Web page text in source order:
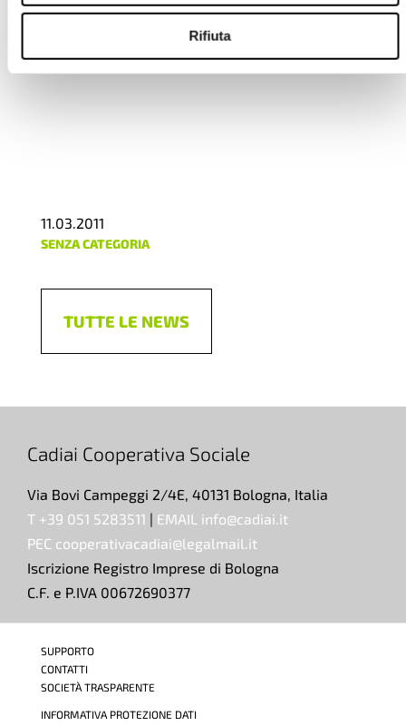
Rifiuta
11.03.2011
SENZA CATEGORIA
TUTTE LE NEWS
Cadiai Cooperativa Sociale
Via Bovi Campeggi 2/4E, 40131 Bologna, Italia
T +39 051 5283511 | EMAIL info@cadiai.it
PEC cooperativacadiai@legalmail.it
Iscrizione Registro Imprese di Bologna
C.F. e P.IVA 00672690377
SUPPORTO
CONTATTI
SOCIETÀ TRASPARENTE
INFORMATIVA PROTEZIONE DATI